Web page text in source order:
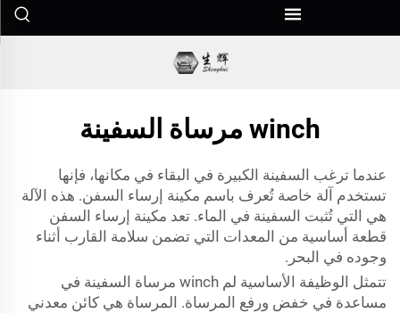
winch مرساة السفينة
عندما ترغب السفينة الكبيرة في البقاء في مكانها، فإنها
تستخدم آلة خاصة تُعرف باسم مكينة إرساء السفن. هذه الآلة
هي التي تُثبت السفينة في الماء. تعد مكينة إرساء السفن
قطعة أساسية من المعدات التي تضمن سلامة القارب أثناء
وجوده في البحر.
تتمثل الوظيفة الأساسية لم winch مرساة السفينة في
مساعدة في خفض ورفع المرساة. المرساة هي كائن معدني